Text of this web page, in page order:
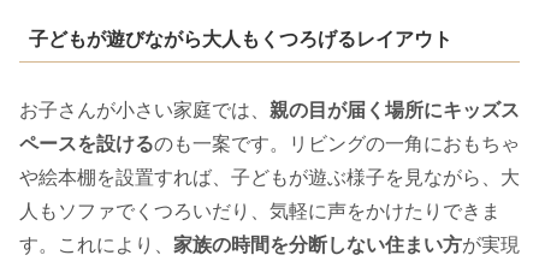
子どもが遊びながら大人もくつろげるレイアウト
お子さんが小さい家庭では、 親の目が届く場所にキッズス
ペースを設けるのも一案です。リビングの一角におもちゃ
や絵本棚を設置すれば、子どもが遊ぶ様子を見ながら、大
人もソファでくつろいだり、気軽に声をかけたりできま
す。これにより、 家族の時間を分断しない住まい方が実現